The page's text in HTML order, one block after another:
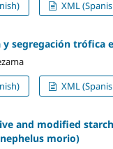
XML
y segregación trófica
XML
and modified
morio)